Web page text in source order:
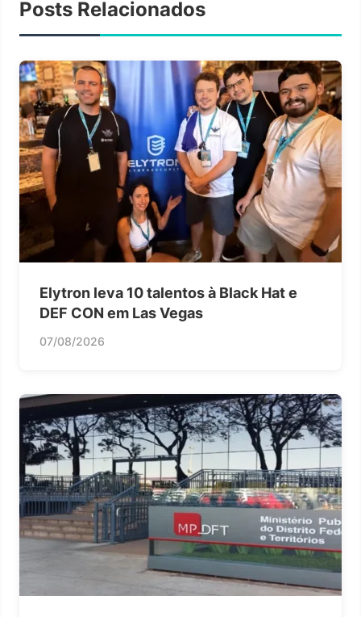
Posts Relacionados
Elytron leva 10 talentos à Black Hat e
DEF CON em Las Vegas
07/08/2026